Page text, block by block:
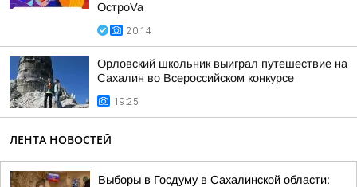
ОстроVa
20:14
Орловский школьник выиграл путешествие на
Сахалин во Всероссийском конкурсе
19:25
ЛЕНТА НОВОСТЕЙ
Выборы в Госдуму в Сахалинской области: